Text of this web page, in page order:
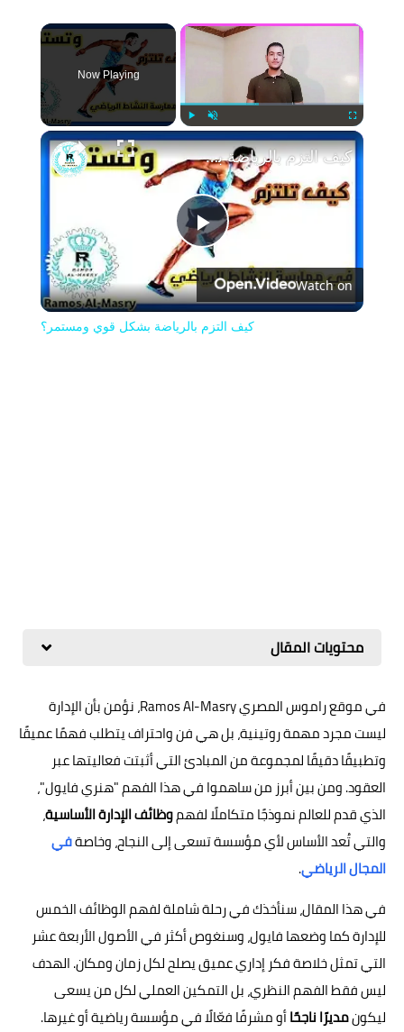
×
Play Unmute Fullscreen
Now Playing
Play
Video
كيف التزم بالرياضة بشكل قوي ومستمر؟
Watch on
كيف التزم بالرياضة بشكل قوي ومستمر؟
محتويات المقال
في موقع راموس المصري Ramos Al-Masry، نؤمن بأن الإدارة
ليست مجرد مهمة روتينية، بل هي فن واحتراف يتطلب فهمًا عميقًا
وتطبيقًا دقيقًا لمجموعة من المبادئ التي أثبتت فعاليتها عبر
العقود. ومن بين أبرز من ساهموا في هذا الفهم "هنري فايول"،
الذي قدم للعالم نموذجًا متكاملًا لفهموظائف الإدارة الأساسية،
والتي تُعد الأساس لأي مؤسسة تسعى إلى النجاح، وخاصةفي
المجال الرياضي.
في هذا المقال، سنأخذك في رحلة شاملة لفهم الوظائف الخمس
للإدارة كما وضعها فايول، وسنغوص أكثر في الأصول الأربعة عشر
التي تمثل خلاصة فكر إداري عميق يصلح لكل زمان ومكان. الهدف
ليس فقط الفهم النظري، بل التمكين العملي لكل من يسعى
ليكونمديرًا ناجحًاأو مشرفًا فعّالًا في مؤسسة رياضية أو غيرها.